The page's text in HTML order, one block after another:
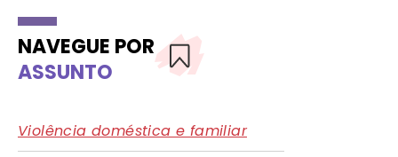
NAVEGUE POR
ASSUNTO
Violência doméstica e familiar